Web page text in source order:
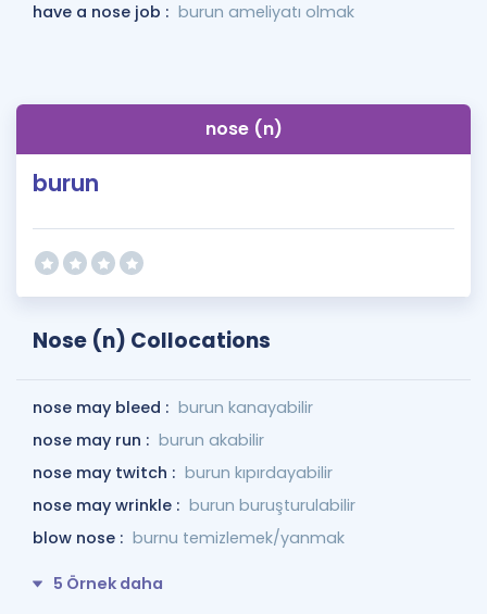
have a nose job : burun ameliyatı olmak
nose (n)
burun
Nose (n) Collocations
nose may bleed : burun kanayabilir
nose may run : burun akabilir
nose may twitch : burun kıpırdayabilir
nose may wrinkle : burun buruşturulabilir
blow nose : burnu temizlemek/yanmak
5 Örnek daha